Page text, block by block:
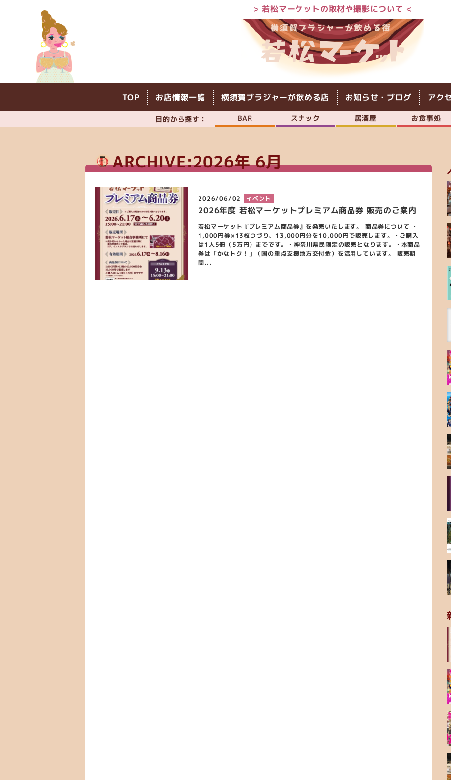
> 若松マーケットの取材や撮影について <
TOP お店情報一覧 横須賀ブラジャーが飲める店 お知らせ・ブログ アク
目的から探す： BAR スナック 居酒屋 お食事処
ARCHIVE:2026年 6月
2026/06/02 イベント
2026年度 若松マーケットプレミアム商品券 販売のご案内
若松マーケット『プレミアム商品券』を発売いたします。 商品券について ・
1,000円券×13枚つづり、13,000円分を10,000円で販売します。・ご購入
は1人5冊（5万円）までです。・神奈川県民限定の販売となります。・本商品
券は「かなトク！」（国の重点支援地方交付金）を活用しています。 販売期
間...